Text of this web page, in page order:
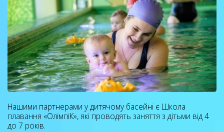
Нашими партнерами у дитячому басейні є Школа
плавання «ОлімпіК», які проводять заняття з дітьми від 4
до 7 років.